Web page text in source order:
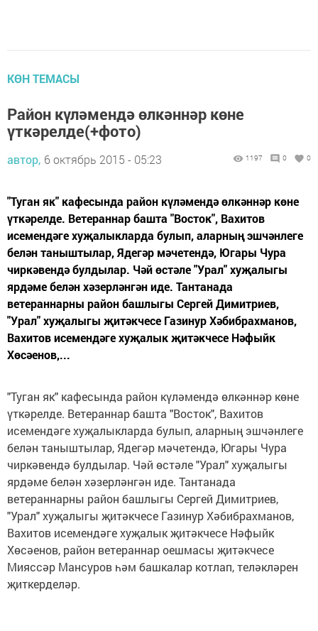
КӨН ТЕМАСЫ
Район күләмендә өлкәннәр көне
үткәрелде(+фото)
автор, 6 октябрь 2015 - 05:23 1197 0 0
"Туган як" кафесында район күләмендә өлкәннәр көне
үткәрелде. Ветераннар башта "Восток", Вахитов
исемендәге хуҗалыкларда булып, аларның эшчәнлеге
белән таныштылар, Ядегәр мәчетендә, Югары Чура
чиркәвендә булдылар. Чәй өстәле "Урал" хуҗалыгы
ярдәме белән хәзерләнгән иде. Тантанада
ветераннарны район башлыгы Сергей Димитриев,
"Урал" хуҗалыгы җитәкчесе Газинур Хәбибрахманов,
Вахитов исемендәге хуҗалык җитәкчесе Нәфыйк
Хөсәенов,...
"Туган як" кафесында район күләмендә өлкәннәр көне
үткәрелде. Ветераннар башта "Восток", Вахитов
исемендәге хуҗалыкларда булып, аларның эшчәнлеге
белән таныштылар, Ядегәр мәчетендә, Югары Чура
чиркәвендә булдылар. Чәй өстәле "Урал" хуҗалыгы
ярдәме белән хәзерләнгән иде. Тантанада
ветераннарны район башлыгы Сергей Димитриев,
"Урал" хуҗалыгы җитәкчесе Газинур Хәбибрахманов,
Вахитов исемендәге хуҗалык җитәкчесе Нәфыйк
Хөсәенов, район ветераннар оешмасы җитәкчесе
Мияссәр Мансуров һәм башкалар котлап, теләкләрен
җиткерделәр.